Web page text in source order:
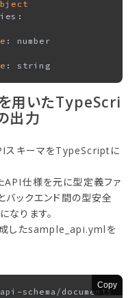
: number
いたTypeScri
出力
キーマをTypeScriptに
API仕様を元に型定義ファ
バックエンド間の型安全
ります。
したsample_api.ymlを
Copy
schema/documents/